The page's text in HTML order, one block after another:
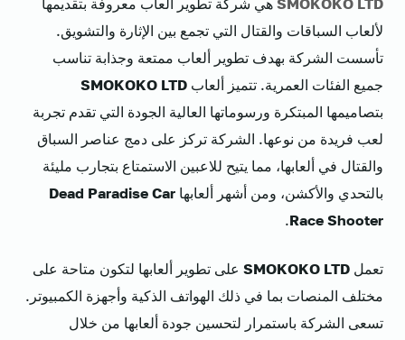
SMOKOKO LTD هي شركة تطوير ألعاب معروفة بتقديمها
لألعاب السباقات والقتال التي تجمع بين الإثارة والتشويق.
تأسست الشركة بهدف تطوير ألعاب ممتعة وجذابة تناسب
جميع الفئات العمرية. تتميز ألعاب SMOKOKO LTD
بتصاميمها المبتكرة ورسوماتها العالية الجودة التي تقدم تجربة
لعب فريدة من نوعها. الشركة تركز على دمج عناصر السباق
والقتال في ألعابها، مما يتيح للاعبين الاستمتاع بتجارب مليئة
بالتحدي والأكشن، ومن أشهر ألعابها Dead Paradise Car
Race Shooter
.
تعمل SMOKOKO LTD على تطوير ألعابها لتكون متاحة على
مختلف المنصات بما في ذلك الهواتف الذكية وأجهزة الكمبيوتر.
تسعى الشركة باستمرار لتحسين جودة ألعابها من خلال